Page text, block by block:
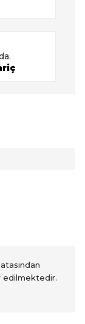
edilmektedir.